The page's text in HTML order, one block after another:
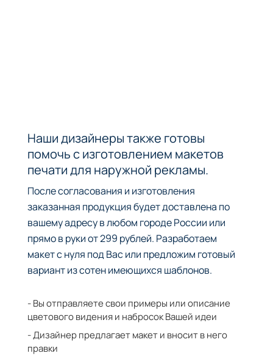
Наши дизайнеры также готовы
помочь с изготовлением макетов
печати для наружной рекламы.
После согласования и изготовления
заказанная продукция будет доставлена по
вашему адресу в любом городе России или
прямо в руки от 299 рублей. Разработаем
макет с нуля под Вас или предложим готовый
вариант из сотен имеющихся шаблонов.
- Вы отправляете свои примеры или описание
цветового видения и набросок Вашей идеи
- Дизайнер предлагает макет и вносит в него
правки